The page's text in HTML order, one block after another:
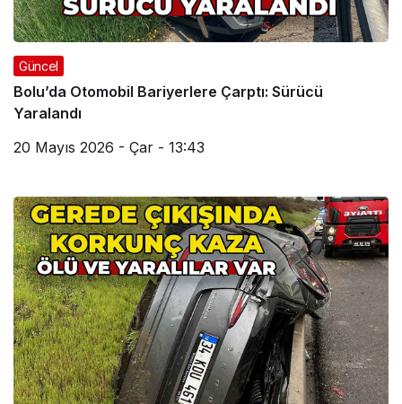
Güncel
Bolu’da Otomobil Bariyerlere Çarptı: Sürücü
Yaralandı
20 Mayıs 2026 - Çar - 13:43